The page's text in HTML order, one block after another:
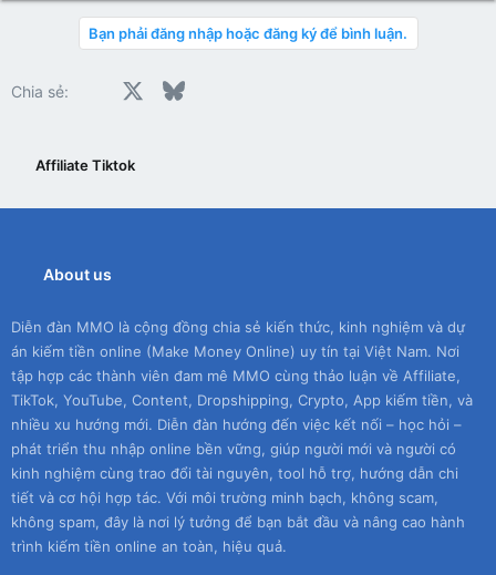
Bạn phải đăng nhập hoặc đăng ký để bình luận.
Chia sẻ: Facebook Bluesky
Affiliate Tiktok
About us
Diễn đàn MMO là cộng đồng chia sẻ kiến thức, kinh nghiệm và dự
án kiếm tiền online (Make Money Online) uy tín tại Việt Nam. Nơi
tập hợp các thành viên đam mê MMO cùng thảo luận về Affiliate,
TikTok, YouTube, Content, Dropshipping, Crypto, App kiếm tiền, và
nhiều xu hướng mới. Diễn đàn hướng đến việc kết nối – học hỏi –
phát triển thu nhập online bền vững, giúp người mới và người có
kinh nghiệm cùng trao đổi tài nguyên, tool hỗ trợ, hướng dẫn chi
tiết và cơ hội hợp tác. Với môi trường minh bạch, không scam,
không spam, đây là nơi lý tưởng để bạn bắt đầu và nâng cao hành
trình kiếm tiền online an toàn, hiệu quả.